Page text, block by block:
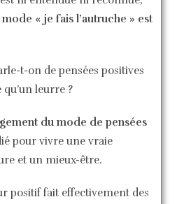
mode « je fais l’autruche » est
t-on de pensées positives
leurre ?
du mode de pensées
pour vivre une vraie
et un mieux-être.
positif fait effectivement des